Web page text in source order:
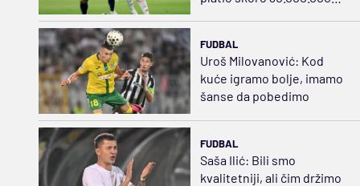
FUDBAL
Uroš Milovanović: Kod
kuće igramo bolje, imamo
šanse da pobedimo
FUDBAL
Saša Ilić: Bili smo
kvalitetniji, ali čim držimo